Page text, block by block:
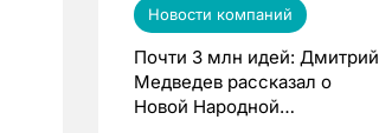
Новости компаний
Почти 3 млн идей: Дмитрий
Медведев рассказал о
Новой Народной